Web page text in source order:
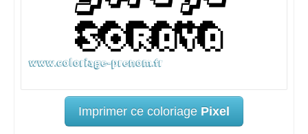
Imprimer ce coloriage Pixel